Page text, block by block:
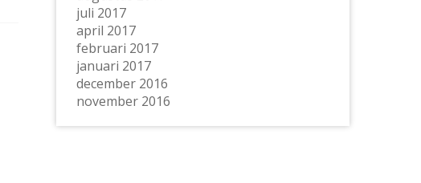
juli 2017
april 2017
februari 2017
januari 2017
december 2016
november 2016